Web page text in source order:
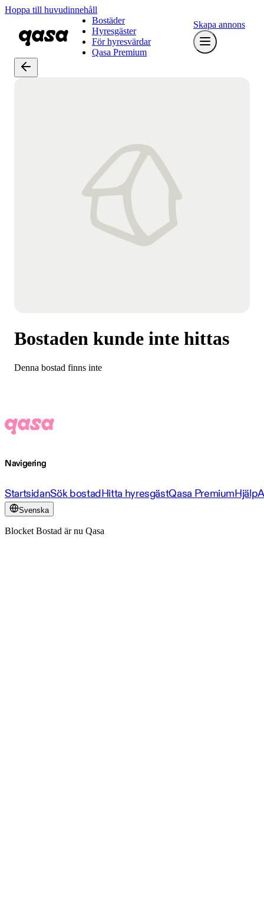
Hoppa till huvudinnehåll
Bostäder
Hyresgäster
För hyresvärdar
Qasa Premium
Skapa annons
Bostaden kunde inte hittas
Denna bostad finns inte
Navigering
StartsidanSök bostadHitta hyresgästQasa PremiumHjälp
Svenska
Blocket Bostad är nu Qasa